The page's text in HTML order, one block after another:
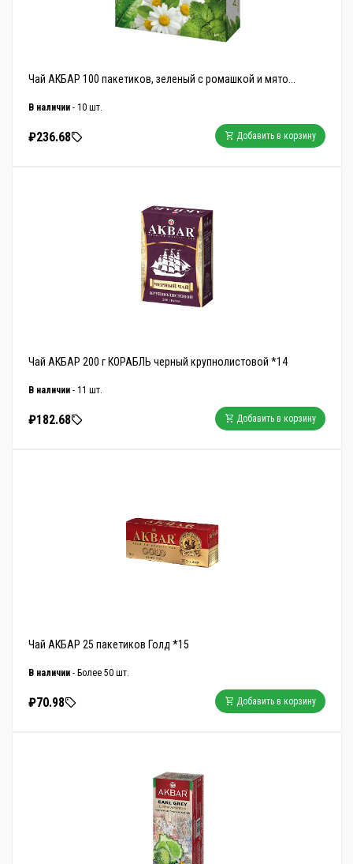
Чай АКБАР 100 пакетиков, зеленый с ромашкой и мято...
В наличии - 10 шт.
Добавить в корзину
₽236.68
Чай АКБАР 200 г КОРАБЛЬ черный крупнолистовой *14
В наличии - 11 шт.
Добавить в корзину
₽182.68
Чай АКБАР 25 пакетиков Голд *15
В наличии - Более 50 шт.
Добавить в корзину
₽70.98